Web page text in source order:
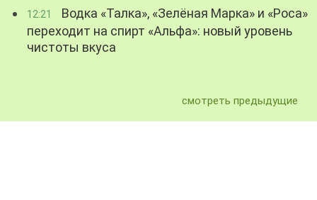
12:21
Водка «Талка», «Зелёная Марка» и «Роса»
переходит на спирт «Альфа»: новый уровень
чистоты вкуса
смотреть предыдущие